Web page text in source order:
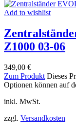
Add to wishlist
Z1000 03-06
349,00 €
Zum Produkt Dieses
Optionen können auf
inkl. MwSt.
zzgl. Versandkosten